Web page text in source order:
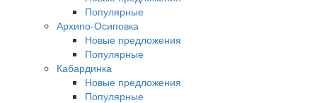
Популярные
Архипо-Осиповка
Новые предложения
Популярные
Кабардинка
Новые предложения
Популярные